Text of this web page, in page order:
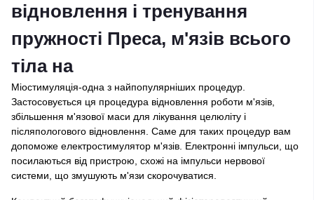
відновлення і тренування
пружності Преса, м'язів всього
тіла на
Міостимуляція-одна з найпопулярніших процедур.
Застосовується ця процедура відновлення роботи м'язів,
збільшення м'язової маси для лікування целюліту і
післяпологового відновлення. Саме для таких процедур вам
допоможе електростимулятор м'язів. Електронні імпульси, що
посилаються від пристрою, схожі на імпульси нервової
системи, що змушують м'язи скорочуватися.